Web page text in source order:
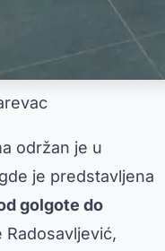
održan je u
je predstavljena
golgote do
Radosavljević,